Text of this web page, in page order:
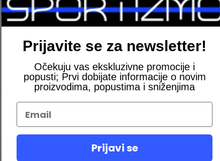
Džerija
Prijavite se za newsletter!
Očekuju vas ekskluzivne promocije i
popusti; Prvi dobijate informacije o novim
proizvodima, popustima i sniženjima
Prijavi se